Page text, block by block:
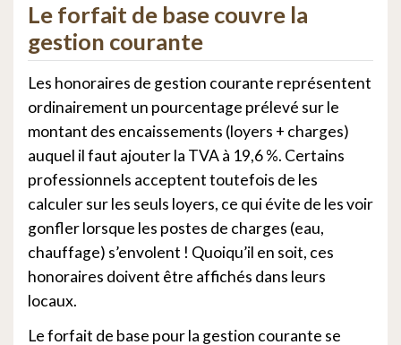
Le forfait de base couvre la
gestion courante
Les honoraires de gestion courante représentent
ordinairement un pourcentage prélevé sur le
montant des encaissements (loyers + charges)
auquel il faut ajouter la TVA à 19,6 %. Certains
professionnels acceptent toutefois de les
calculer sur les seuls loyers, ce qui évite de les voir
gonfler lorsque les postes de charges (eau,
chauffage) s’envolent ! Quoiqu’il en soit, ces
honoraires doivent être affichés dans leurs
locaux.
Le forfait de base pour la gestion courante se